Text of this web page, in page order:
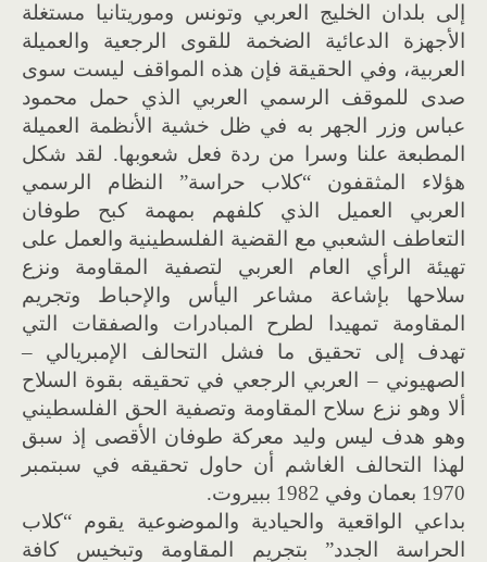
إلى بلدان الخليج العربي وتونس وموريتانيا مستغلة
الأجهزة الدعائية الضخمة للقوى الرجعية والعميلة
العربية، وفي الحقيقة فإن هذه المواقف ليست سوى
صدى للموقف الرسمي العربي الذي حمل محمود
عباس وزر الجهر به في ظل خشية الأنظمة العميلة
المطبعة علنا وسرا من ردة فعل شعوبها. لقد شكل
هؤلاء المثقفون “كلاب حراسة” النظام الرسمي
العربي العميل الذي كلفهم بمهمة كبح طوفان
التعاطف الشعبي مع القضية الفلسطينية والعمل على
تهيئة الرأي العام العربي لتصفية المقاومة ونزع
سلاحها بإشاعة مشاعر اليأس والإحباط وتجريم
المقاومة تمهيدا لطرح المبادرات والصفقات التي
تهدف إلى تحقيق ما فشل التحالف الإمبريالي –
الصهيوني – العربي الرجعي في تحقيقه بقوة السلاح
ألا وهو نزع سلاح المقاومة وتصفية الحق الفلسطيني
وهو هدف ليس وليد معركة طوفان الأقصى إذ سبق
لهذا التحالف الغاشم أن حاول تحقيقه في سبتمبر
1970 بعمان وفي 1982 ببيروت.
بداعي الواقعية والحيادية والموضوعية يقوم “كلاب
الحراسة الجدد” بتجريم المقاومة وتبخيس كافة